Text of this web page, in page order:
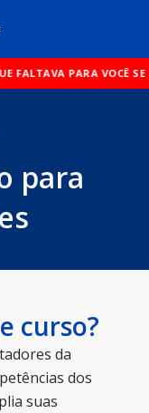
VOCÊ SE TRANSFERIR
para
curso?
da
dos
suas